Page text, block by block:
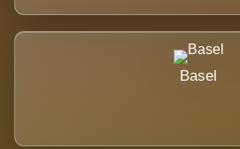
Basel